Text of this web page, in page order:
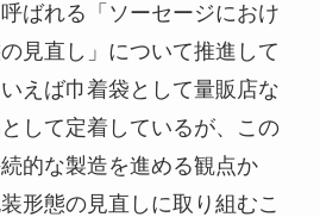
ばれる「ソーセージにおけ
見直し」について推進して
えば巾着袋として量販店な
して定着しているが、この
的な製造を進める観点か
形態の見直しに取り組むこ